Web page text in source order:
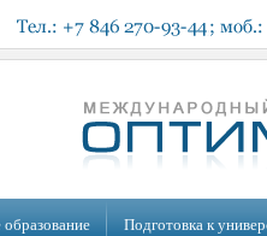
Подготовка к